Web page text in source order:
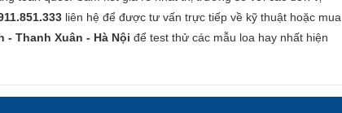
liên hệ để được tư vấn trực tiếp về kỹ thuật hoặc mua
- Thanh Xuân - Hà Nội để test thử các mẫu loa hay nhất hiện